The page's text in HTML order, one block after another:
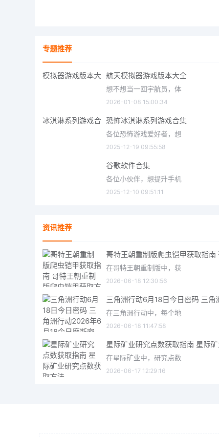
专题推荐
航天模拟器游戏版本大全
想不想当一回宇航员，体
2026-01-08 15:00:34
恐怖冰淇淋系列游戏合集
各位恐怖游戏爱好者，想
2025-12-19 09:55:58
谷歌软件合集
各位小伙伴，想提升手机
2025-12-10 09:51:11
资讯推荐
在哥特王朝重制版中，获
2026-06-18 12:30:56
在三角洲行动中，每个地
2026-06-18 11:47:58
在星际矿业中，研究点数
2026-06-17 12:29:16